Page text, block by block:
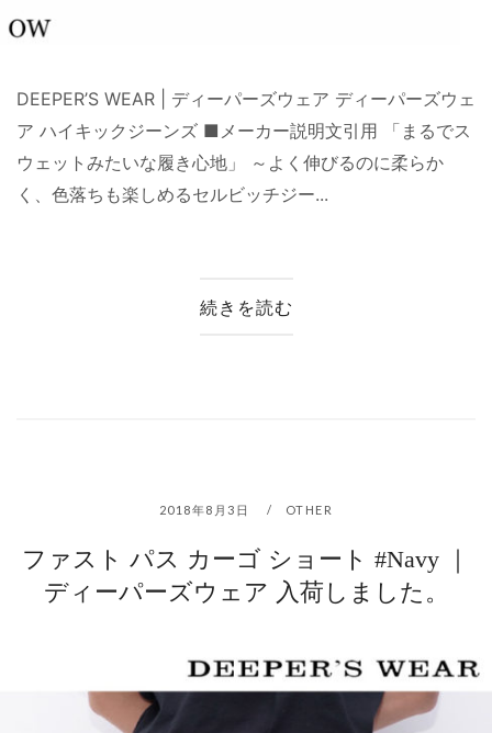
DEEPER’S WEAR | ディーパーズウェア ディーパーズウェ
ア ハイキックジーンズ ■メーカー説明文引用 「まるでス
ウェットみたいな履き心地」 ～よく伸びるのに柔らか
く、色落ちも楽しめるセルビッチジー...
続きを読む
2018年8月3日 OTHER
ファスト パス カーゴ ショート #Navy ｜
ディーパーズウェア 入荷しました。